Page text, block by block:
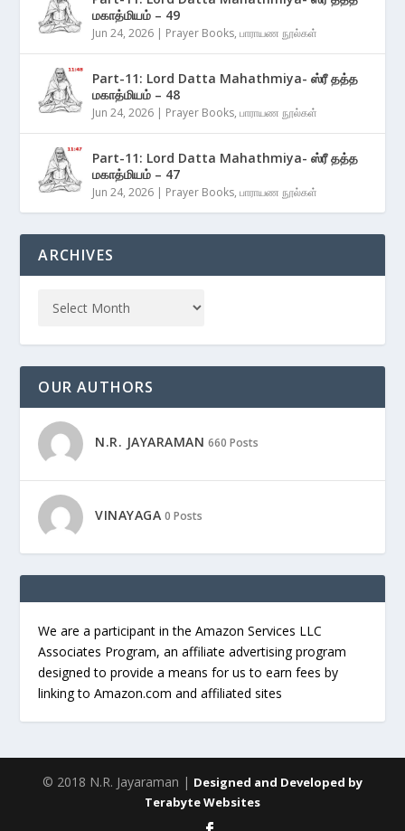
மகாத்மியம் – 49
Jun 24, 2026 | Prayer Books,பாராயண நூல்கள்
Part-11: Lord Datta Mahathmiya- ஸ்ரீ தத்த
மகாத்மியம் – 48
Jun 24, 2026 | Prayer Books,பாராயண நூல்கள்
Part-11: Lord Datta Mahathmiya- ஸ்ரீ தத்த
மகாத்மியம் – 47
Jun 24, 2026 | Prayer Books,பாராயண நூல்கள்
ARCHIVES
OUR AUTHORS
N.R. JAYARAMAN 660 Posts
VINAYAGA 0 Posts
We are a participant in the Amazon Services LLC
Associates Program, an affiliate advertising program
designed to provide a means for us to earn fees by
linking to Amazon.com and affiliated sites
© 2018 N.R. Jayaraman | Designed and Developed by
Terabyte Websites